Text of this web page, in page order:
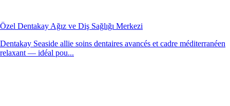
Özel Dentakay Ağız ve Diş Sağlığı Merkezi
Dentakay Seaside allie soins dentaires avancés et cadre méditerranéen
relaxant — idéal pou...